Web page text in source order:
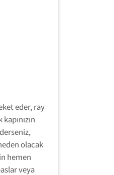
eder, ray
olacak
hemen
veya